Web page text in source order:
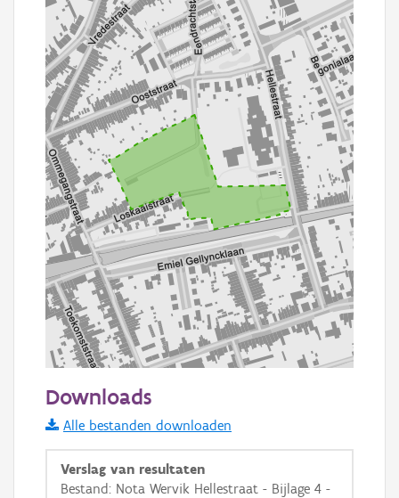
Informatie Vlaanderen
i
Downloads
Alle bestanden downloaden
Verslag van resultaten
Bestand: Nota Wervik Hellestraat - Bijlage 4 -